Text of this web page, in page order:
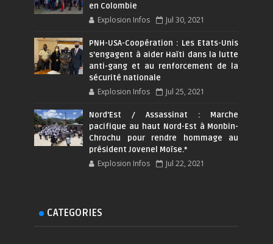
en Colombie
Explosion Infos Jul 30, 2021
PNH-USA-Coopération : Les Etats-Unis
s’engagent à aider Haïti dans la lutte
anti-gang et au renforcement de la
sécurité nationale
Explosion Infos Jul 25, 2021
Nord'Est / Assassinat : Marche
pacifique au haut Nord-Est à Monbin-
Chrochu pour rendre hommage au
président Jovenel Moïse.*
Explosion Infos Jul 22, 2021
CATEGORIES